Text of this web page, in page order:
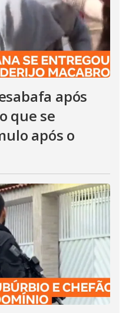
após
que se
após o